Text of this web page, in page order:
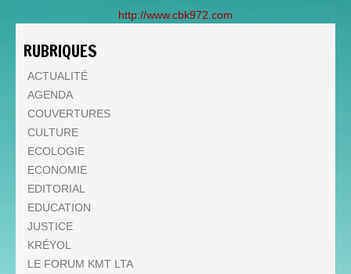
http://www.cbk972.com
RUBRIQUES
ACTUALITÉ
AGENDA
COUVERTURES
CULTURE
ECOLOGIE
ECONOMIE
EDITORIAL
EDUCATION
JUSTICE
KRÉYOL
LE FORUM KMT LTA